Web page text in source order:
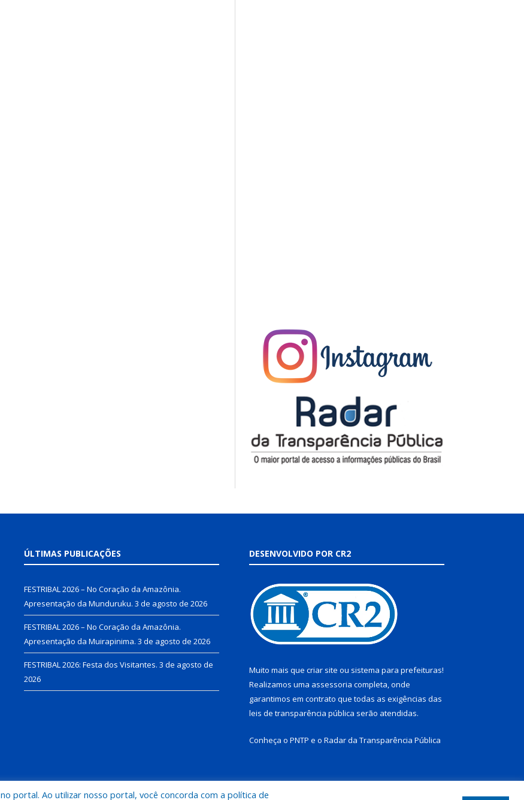
ÚLTIMAS PUBLICAÇÕES
FESTRIBAL 2026 – No Coração da Amazônia.
Apresentação da Munduruku. 3 de agosto de 2026
FESTRIBAL 2026 – No Coração da Amazônia.
Apresentação da Muirapinima. 3 de agosto de 2026
FESTRIBAL 2026: Festa dos Visitantes. 3 de agosto de
2026
DESENVOLVIDO POR CR2
Muito mais que criar site ou sistema para prefeituras!
Realizamos uma assessoria completa, onde
garantimos em contrato que todas as exigências das
leis de transparência pública serão atendidas.
Conheça o PNTP e o Radar da Transparência Pública
portal. Ao utilizar nosso portal, você concorda com a política de